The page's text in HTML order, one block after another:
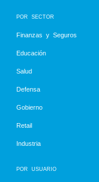
POR SECTOR
Finanzas y Seguros
Educación
Salud
Defensa
Gobierno
Retail
Industria
POR USUARIO